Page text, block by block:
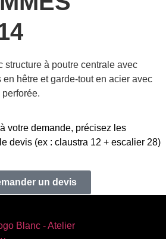
structure à poutre centrale avec
hêtre et garde-tout en acier avec
votre demande, précisez les
devis (ex : claustra 12 + escalier 28)
un devis